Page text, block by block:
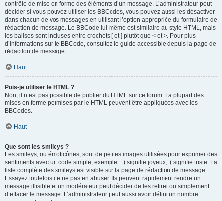
contrôle de mise en forme des éléments d’un message. L’administrateur peut
décider si vous pouvez utiliser les BBCodes, vous pouvez aussi les désactiver
dans chacun de vos messages en utilisant l’option appropriée du formulaire de
rédaction de message. Le BBCode lui-même est similaire au style HTML, mais
les balises sont incluses entre crochets [ et ] plutôt que < et >. Pour plus
d’informations sur le BBCode, consultez le guide accessible depuis la page de
rédaction de message.
Haut
Puis-je utiliser le HTML ?
Non, il n’est pas possible de publier du HTML sur ce forum. La plupart des
mises en forme permises par le HTML peuvent être appliquées avec les
BBCodes.
Haut
Que sont les smileys ?
Les smileys, ou émoticônes, sont de petites images utilisées pour exprimer des
sentiments avec un code simple, exemple : :) signifie joyeux, :( signifie triste. La
liste complète des smileys est visible sur la page de rédaction de message.
Essayez toutefois de ne pas en abuser. Ils peuvent rapidement rendre un
message illisible et un modérateur peut décider de les retirer ou simplement
d’effacer le message. L’administrateur peut aussi avoir défini un nombre